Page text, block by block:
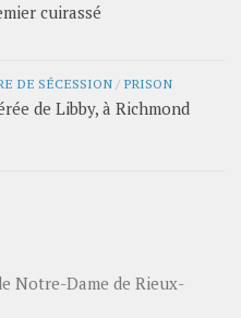
cuirassé
DE SÉCESSION / PRISON
de Libby, à Richmond
Notre-Dame de Rieux-